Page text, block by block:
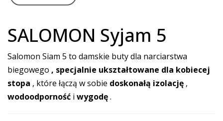
SALOMON Syjam 5
Salomon Siam 5 to damskie buty dla narciarstwa
biegowego , specjalnie ukształtowane dla kobiecej
stopa , które łączą w sobie doskonałą izolację ,
wodoodporność i wygodę.